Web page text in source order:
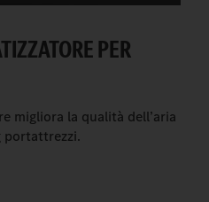
PER
migliora la qualità dell’aria
portattrezzi.